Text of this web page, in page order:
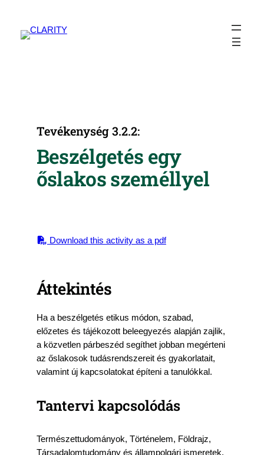
tartalomhoz
Tevékenység 3.2.2:
Beszélgetés egy
őslakos személlyel
Download this activity as a pdf
Áttekintés
Ha a beszélgetés etikus módon, szabad,
előzetes és tájékozott beleegyezés alapján zajlik,
a közvetlen párbeszéd segíthet jobban megérteni
az őslakosok tudásrendszereit és gyakorlatait,
valamint új kapcsolatokat építeni a tanulókkal.
Tantervi kapcsolódás
Természettudományok, Történelem, Földrajz,
Társadalomtudomány és állampolgári ismeretek,